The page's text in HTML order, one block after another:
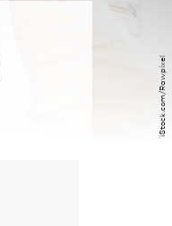
iStock.com/Rawpixel